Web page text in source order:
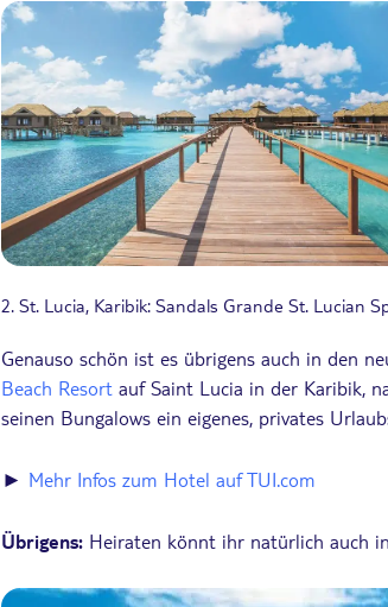
2. St. Lucia, Karibik: Sandals Grande St. Lucian
Genauso schön ist es übrigens auch in den
Beach Resortauf Saint Lucia in der Karibik,
seinen Bungalows ein eigenes, privates
► Mehr Infos zum Hotel auf TUI.com
Übrigens:Heiraten könnt ihr natürlich auch